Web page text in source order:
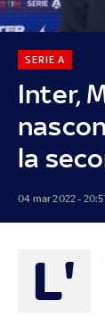
Inter,
la
SERIE A
04 mar 2022 -
L'